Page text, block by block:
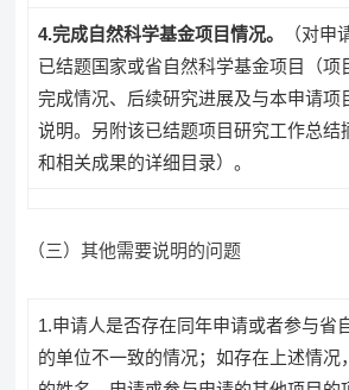
4.完成自然科学基金项目情况。
（对申
已结题国家或省自然科学基金项目（项
完成情况、后续研究进展及与本申请项
说明。另附该已结题项目研究工作总结
和相关成果的详细目录）。
（三）其他需要说明的问题
1.申请人是否存在同年申请或者参与省
的单位不一致的情况；如存在上述情况